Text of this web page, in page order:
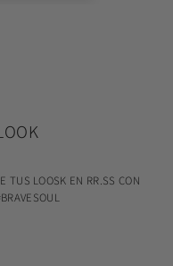
TUS LOOSK EN RR.SS CON